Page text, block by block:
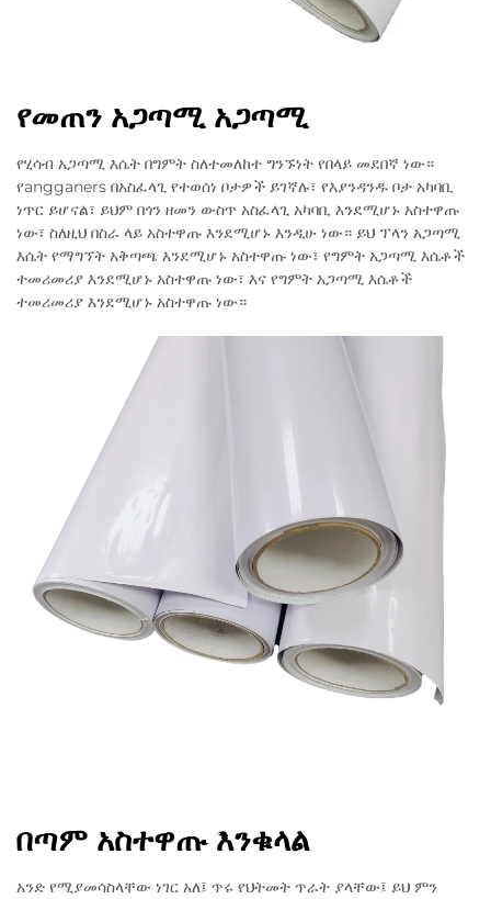
የመጠን አጋጣሚ አጋጣሚ
የሂሳብ አጋጣሚ እሴት በግምት ስለተመለከተ ግንኙነት የበላይ መደበኛ ነው።
የangganers በአስፈላጊ የተወሰነ ቦታዎች ይገኛሉ፣ የእያንዳንዱ ቦታ አካባቢ
ነጥር ይሆናል፣ ይህም በጎን ዘመን ውስጥ አስፈላጊ አካባቢ እንደሚሆኑ አስተዋጡ
ነው፣ ስለዚህ በስራ ላይ አስተዋጡ እንደሚሆኑ እንዲሁ ነው። ይህ ፕላን አጋጣሚ
እሴት የማግኘት አቅጣጫ እንደሚሆኑ አስተዋጡ ነው፣ የግምት አጋጣሚ እሴቶች
ተመሪመሪያ እንደሚሆኑ አስተዋጡ ነው፣ እና የግምት አጋጣሚ እሴቶች
ተመሪመሪያ እንደሚሆኑ አስተዋጡ ነው።
በጣም አስተዋጡ እንቁላል
አንድ የሚያመሳስላቸው ነገር አለ፤ ጥሩ የህትመት ጥራት ያላቸው፤ ይህ ምን